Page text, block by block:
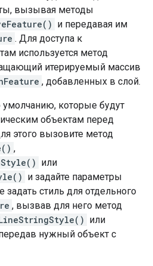
вызывая методы
и передавая им
. Для доступа к
используется метод
итерируемый массив
, добавленных в слой.
которые будут
объектам перед
этого вызовите метод
,
или
и задайте параметры
стиль для отдельного
, вызвав для него метод
или
нужный объект с